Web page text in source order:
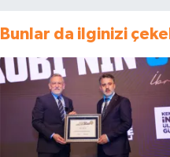
Bunlar da ilginizi